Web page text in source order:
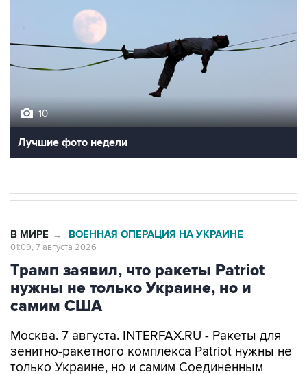
10
Лучшие фото недели
В МИРЕ → ВОЕННАЯ ОПЕРАЦИЯ НА УКРАИНЕ
01:09, 7 августа 2026
Трамп заявил, что ракеты Patriot
нужны не только Украине, но и
самим США
Москва. 7 августа. INTERFAX.RU - Ракеты для
зенитно-ракетного комплекса Patriot нужны не
только Украине, но и самим Соединенным